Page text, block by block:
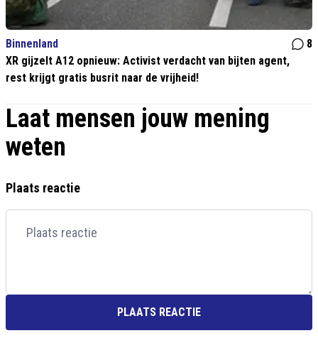
Binnenland
8
XR gijzelt A12 opnieuw: Activist verdacht van bijten agent,
rest krijgt gratis busrit naar de vrijheid!
Laat mensen jouw mening
weten
Plaats reactie
PLAATS REACTIE